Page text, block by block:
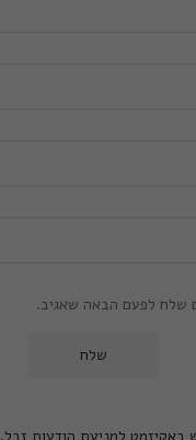
שלח לפעם הבאה שאגיב.